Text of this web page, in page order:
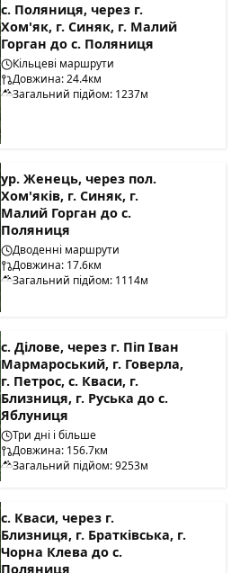
с. Поляниця, через г.
Хом'як, г. Синяк, г. Малий
Горган до с. Поляниця
Кільцеві маршрути
Довжина: 24.4км
Загальний підйом: 1237м
ур. Женець, через пол.
Хом'яків, г. Синяк, г.
Малий Горган до с.
Поляниця
Дводенні маршрути
Довжина: 17.6км
Загальний підйом: 1114м
с. Ділове, через г. Піп Іван
Мармароський, г. Говерла,
г. Петрос, с. Кваси, г.
Близниця, г. Руська до с.
Яблуниця
Три дні і більше
Довжина: 156.7км
Загальний підйом: 9253м
с. Кваси, через г.
Близниця, г. Братківська, г.
Чорна Клева до с.
Поляниця